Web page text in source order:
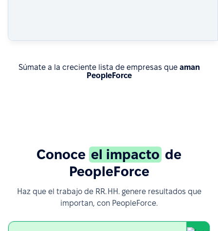
Súmate a la creciente lista de empresas que aman
PeopleForce
Conoce el impacto de
PeopleForce
Haz que el trabajo de RR. HH. genere resultados que
importan, con PeopleForce.